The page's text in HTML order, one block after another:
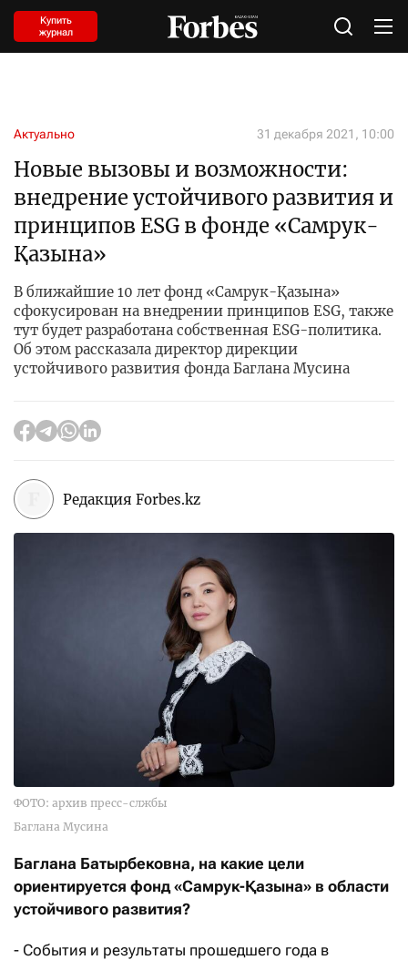
Купить
журнал
Актуально 31 декабря 2021, 10:00
Новые вызовы и возможности:
внедрение устойчивого развития и
принципов ESG в фонде «Самрук-
Қазына»
В ближайшие 10 лет фонд «Самрук-Қазына»
сфокусирован на внедрении принципов ESG, также
тут будет разработана собственная ESG-политика.
Об этом рассказала директор дирекции
устойчивого развития фонда Баглана Мусина
Редакция Forbes.kz
ФОТО: архив пресс-слжбы
Баглана Мусина
Баглана Батырбековна, на какие цели
ориентируется фонд «Самрук-Қазына» в области
устойчивого развития?
- События и результаты прошедшего года в